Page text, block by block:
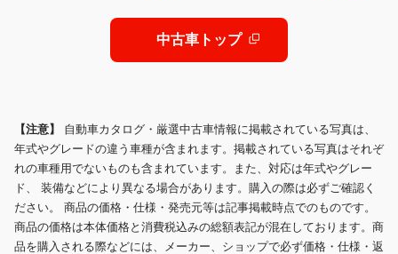
中古車トップ
【注意】 自動車カタログ・厳選中古車情報に掲載されている写真は、
年式やグレードの違う車種が含まれます。掲載されている写真はそれぞ
れの車種用でないものも含まれています。また、対応は年式やグレー
ド、 装備などにより異なる場合があります。購入の際は必ずご確認く
ださい。 商品の価格・仕様・発売元等は記事掲載時点でのものです。
商品の価格は本体価格と消費税込みの総額表記が混在しております。商
品を購入される際などには、メーカー、ショップで必ず価格・仕様・返